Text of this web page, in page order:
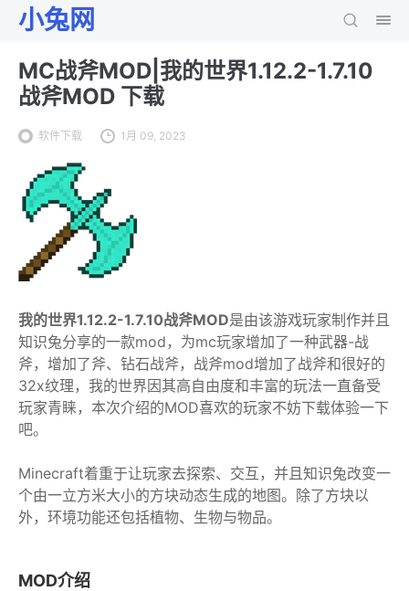
小兔网
MC战斧MOD|我的世界1.12.2-1.7.10
战斧MOD 下载
软件下载 1月 09, 2023
我的世界1.12.2-1.7.10战斧MOD是由该游戏玩家制作并且
知识兔分享的一款mod，为mc玩家增加了一种武器-战
斧，增加了斧、钻石战斧，战斧mod增加了战斧和很好的
32x纹理，我的世界因其高自由度和丰富的玩法一直备受
玩家青睐，本次介绍的MOD喜欢的玩家不妨下载体验一下
吧。
Minecraft着重于让玩家去探索、交互，并且知识兔改变一
个由一立方米大小的方块动态生成的地图。除了方块以
外，环境功能还包括植物、生物与物品。
MOD介绍